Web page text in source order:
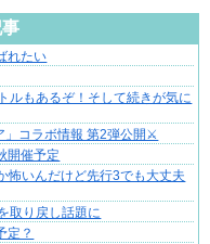
れたい
ルもあるぞ！そして続きが気に
」コラボ情報 第2弾公開⚔
開催予定
怖いんだけど先行3でも大丈夫
取り戻し話題に
定？